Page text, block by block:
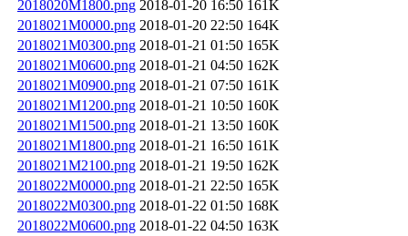
2018020M1800.png 2018-01-20 16:50 161K
2018021M0000.png 2018-01-20 22:50 164K
2018021M0300.png 2018-01-21 01:50 165K
2018021M0600.png 2018-01-21 04:50 162K
2018021M0900.png 2018-01-21 07:50 161K
2018021M1200.png 2018-01-21 10:50 160K
2018021M1500.png 2018-01-21 13:50 160K
2018021M1800.png 2018-01-21 16:50 161K
2018021M2100.png 2018-01-21 19:50 162K
2018022M0000.png 2018-01-21 22:50 165K
2018022M0300.png 2018-01-22 01:50 168K
2018022M0600.png 2018-01-22 04:50 163K